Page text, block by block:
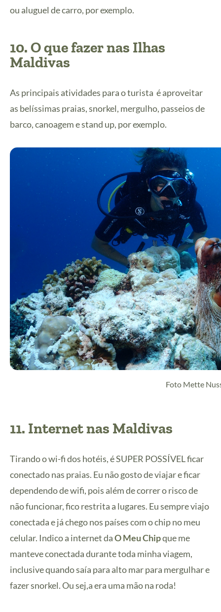
ou aluguel de carro, por exemplo.
10. O que fazer nas Ilhas
Maldivas
As principais atividades para o turista é aproveitar
as belíssimas praias, snorkel, mergulho, passeios de
barco, canoagem e stand up, por exemplo.
Foto Mette
11. Internet nas Maldivas
Tirando o wi-fi dos hotéis, é SUPER POSSÍVEL ficar
conectado nas praias. Eu não gosto de viajar e ficar
dependendo de wifi, pois além de correr o risco de
não funcionar, fico restrita a lugares. Eu sempre viajo
conectada e já chego nos países com o chip no meu
celular. Indico a internet daO Meu Chipque me
manteve conectada durante toda minha viagem,
inclusive quando saía para alto mar para mergulhar e
fazer snorkel. Ou sej,a era uma mão na roda!